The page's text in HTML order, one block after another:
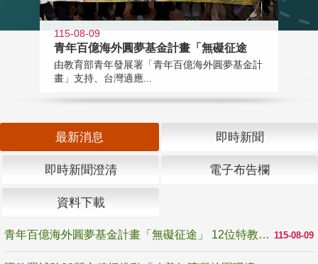
115-08-09
青年百億海外圓夢基金計畫「無礙征途
由教育部青年發展署「青年百億海外圓夢基金計
畫」支持、台灣適應...
最新消息 即時新聞
即時新聞澄清 電子布告欄
資料下載
115-08-09
青年百億海外圓夢基金計畫「無礙征途」 12位特教與弱勢青年勇闖西班牙 跨越感官限制見證生命蛻變